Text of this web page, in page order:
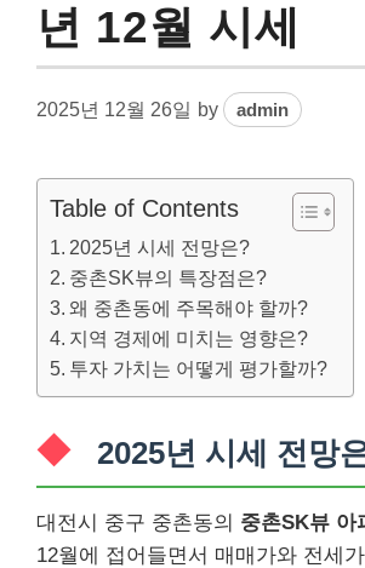
년 12월 시세
2025년 12월 26일 by admin
Table of Contents
2025년 시세 전망은?
중촌SK뷰의 특장점은?
왜 중촌동에 주목해야 할까?
지역 경제에 미치는 영향은?
투자 가치는 어떻게 평가할까?
2025년 시세 전망
대전시 중구 중촌동의 중촌SK뷰 아
12월에 접어들면서 매매가와 전세